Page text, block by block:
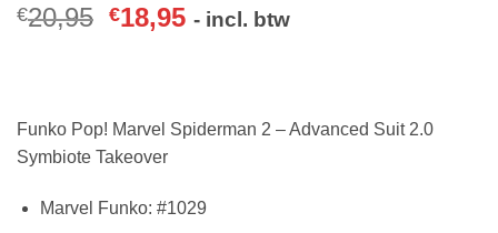
€20,95 €18,95 - incl. btw
Funko Pop! Marvel Spiderman 2 – Advanced Suit 2.0
Symbiote Takeover
Marvel Funko: #1029